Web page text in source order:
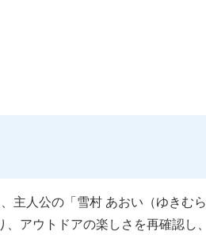
主人公の「雪村 あおい（ゆきむら
アウトドアの楽しさを再確認し、